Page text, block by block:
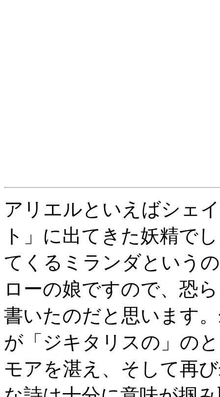
アリエルといえばシェ
ト」に出てきた妖精で
てくるミランダという
ローの娘ですので、恐
書いたのだと思います
が「ジキタリスの」の
モアを湛え、そして再